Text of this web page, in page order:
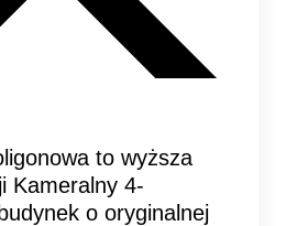
to wyższa
Kameralny 4-
o oryginalnej